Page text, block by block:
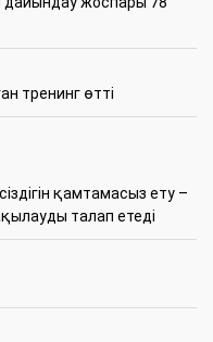
тренинг өтті
қамтамасыз ету –
талап етеді